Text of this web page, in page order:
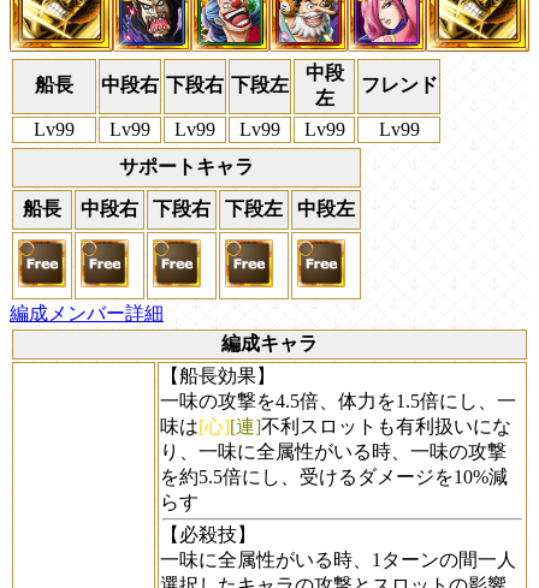
船長 中段右 下段右 下段左
中段
左
フレンド
Lv99 Lv99 Lv99 Lv99 Lv99
Lv99
サポートキャラ
船長 中段右 下段右 下段左 中段左
編成メンバー詳細
編成キャラ
【船長効果】
一味の攻撃を4.5倍、体力を1.5倍にし、一
味は[心][連]不利スロットも有利扱いにな
り、一味に全属性がいる時、一味の攻撃
を約5.5倍にし、受けるダメージを10%減
らす
【必殺技】
一味に全属性がいる時、1ターンの間一人